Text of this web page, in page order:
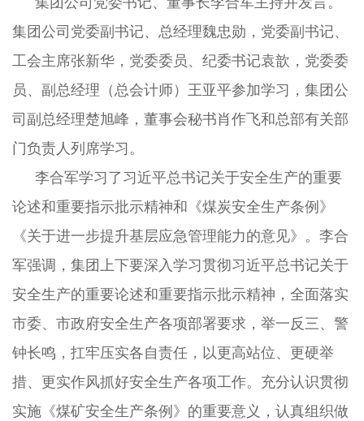
集团公司党委副书记、总经理魏忠勋，党委副书记、
工会主席张新华，党委委员、纪委书记袁歆，党委委
员、副总经理（总会计师）王亚平参加学习，集团公
司副总经理楚旭峰，董事会秘书肖作飞和总部有关部
门负责人列席学习。
李合军学习了习近平总书记关于安全生产的重要
论述和重要指示批示精神和《煤炭安全生产条例》
《关于进一步提升基层应急管理能力的意见》。李合
军强调，集团上下要深入学习贯彻习近平总书记关于
安全生产的重要论述和重要指示批示精神，全面落实
市委、市政府安全生产各项部署要求，举一反三、警
钟长鸣，扛牢压实各自责任，以更高站位、更硬举
措、更实作风抓好安全生产各项工作。充分认识贯彻
实施《煤矿安全生产条例》的重要意义，认真组织做